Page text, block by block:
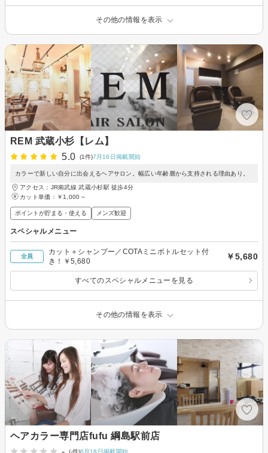
その他の情報を表示
REM 武蔵小杉【レム】
5.0
(1件)7月16日掲載開始
カラーで新しい自分に出会えるヘアサロン。幅広い年齢層から支持される理由あり。
アクセス：JR南武線 武蔵小杉駅 徒歩4分
カット単価： ￥1,000～
ポイントが貯まる・使える メンズ歓迎
スペシャルメニュー
全員
カット＋シャンプー／COTAミニボトルセット付
き！￥5,680
￥5,680
すべてのスペシャルメニューを見る
その他の情報を表示
ヘアカラー専門店fufu 綱島駅前店
(-件)6月18日掲載開始